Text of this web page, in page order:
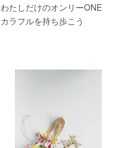
わたしだけのオンリーONE
カラフルを持ち歩こう